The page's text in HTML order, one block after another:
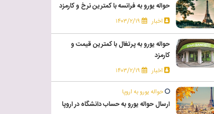
حواله یورو به فرانسه با کمترین نرخ و کارمزد
اخبار ۱۴۰۳/۲/۱۹
حواله یورو به پرتغال با کمترین قیمت و
کارمزد
اخبار ۱۴۰۳/۲/۱۹
حواله یورو به اروپا
ارسال حواله یورو به حساب دانشگاه در اروپا